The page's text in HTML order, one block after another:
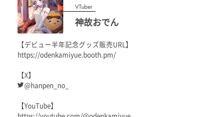
VTuber
神故おでん
【デビュー半年記念グッズ販売URL】
https://odenkamiyue.booth.pm/
【X】
@hanpen_no_
【YouTube】